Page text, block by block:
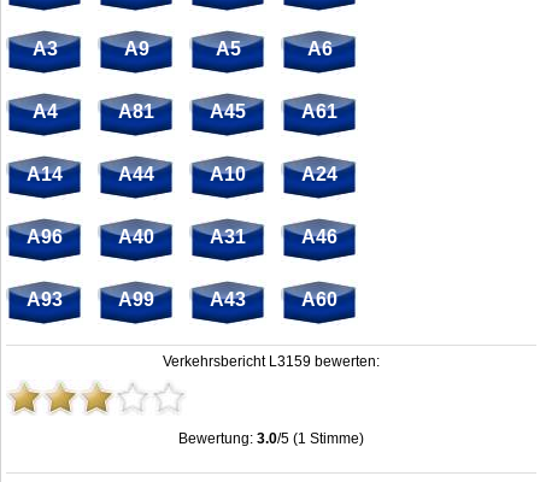
A3 A9 A5 A6
A4 A81 A45 A61
A14 A44 A10 A24
A96 A40 A31 A46
A93 A99 A43 A60
Verkehrsbericht L3159 bewerten:
Bewertung: 3.0/5 (1 Stimme)
Stau L3159: Unfälle, Sperrung & Baustellen | Staumelder L3159 ,3.0out of5